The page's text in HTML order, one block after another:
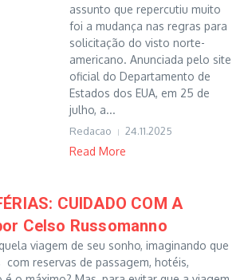
assunto que repercutiu muito
foi a mudança nas regras para
solicitação do visto norte-
americano. Anunciada pelo site
oficial do Departamento de
Estados dos EUA, em 25 de
julho, a...
Redacao 24.11.2025
Read More
CUIDADO COM A
Celso Russomanno
viagem de seu sonho, imaginando que
reservas de passagem, hotéis,